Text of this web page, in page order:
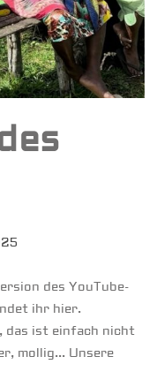
des YouTube-
ihr hier.
das ist einfach nicht
mollig... Unsere